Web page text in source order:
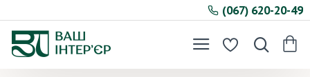
(067) 620-20-49